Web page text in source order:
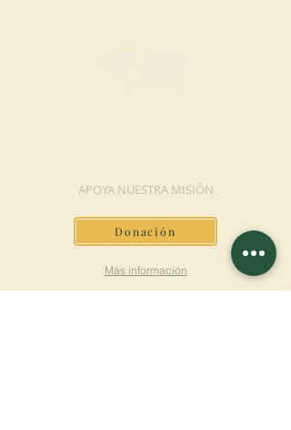
APOYA NUESTRA MISIÓN
Donación
Más información